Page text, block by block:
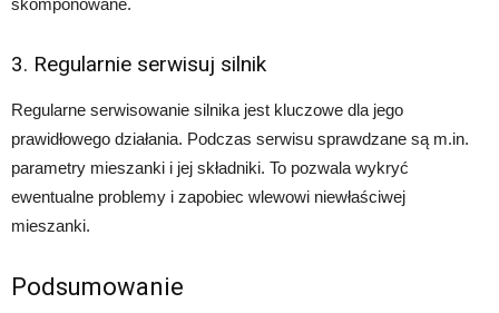
skomponowane.
3. Regularnie serwisuj silnik
Regularne serwisowanie silnika jest kluczowe dla jego
prawidłowego działania. Podczas serwisu sprawdzane są m.in.
parametry mieszanki i jej składniki. To pozwala wykryć
ewentualne problemy i zapobiec wlewowi niewłaściwej
mieszanki.
Podsumowanie